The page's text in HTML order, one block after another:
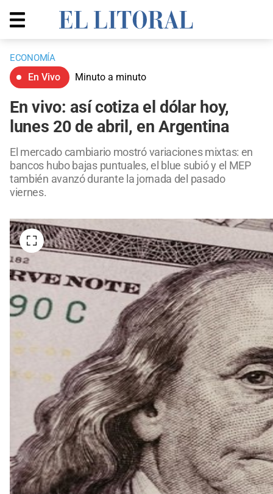
ECONOMÍA
En Vivo Minuto a minuto
En vivo: así cotiza el dólar hoy,
lunes 20 de abril, en Argentina
El mercado cambiario mostró variaciones mixtas: en
bancos hubo bajas puntuales, el blue subió y el MEP
también avanzó durante la jornada del pasado
viernes.